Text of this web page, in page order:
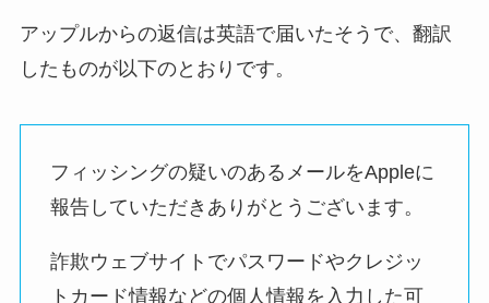
アップルからの返信は英語で届いたそうで、翻訳
したものが以下のとおりです。
フィッシングの疑いのあるメールをAppleに
報告していただきありがとうございます。
詐欺ウェブサイトでパスワードやクレジッ
トカード情報などの個人情報を入力した可